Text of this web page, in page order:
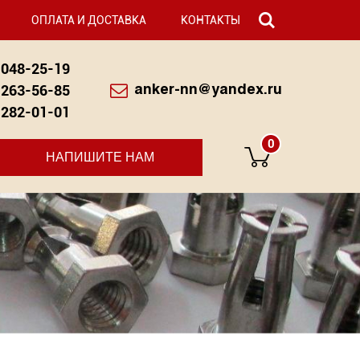
ОПЛАТА И ДОСТАВКА КОНТАКТЫ
048-25-19
263-56-85
282-01-01
anker-nn@yandex.ru
НАПИШИТЕ НАМ
0